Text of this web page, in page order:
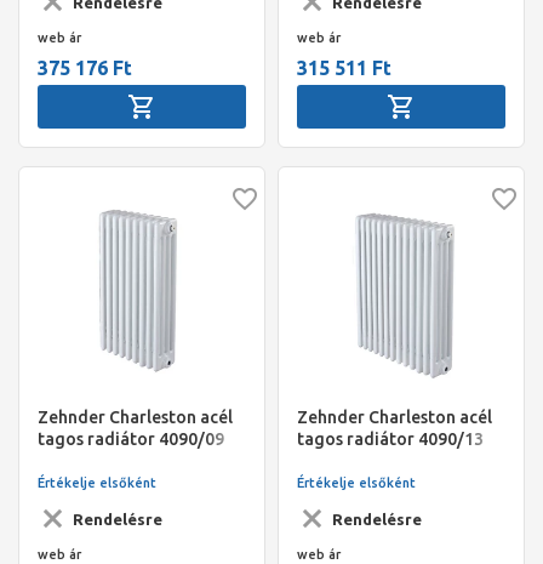
web ár
375 176 Ft
web ár
315 511 Ft
Zehnder Charleston acél
tagos radiátor 4090/09
(RAL9016)
Rendelésre
Értékelje elsőként
web ár
Zehnder Charleston acél
tagos radiátor 4090/13
(RAL9016)
Rendelésre
Értékelje elsőként
web ár